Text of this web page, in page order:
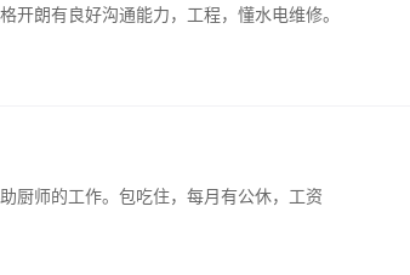
开朗有良好沟通能力，工程，懂水电维修。
厨师的工作。包吃住，每月有公休，工资